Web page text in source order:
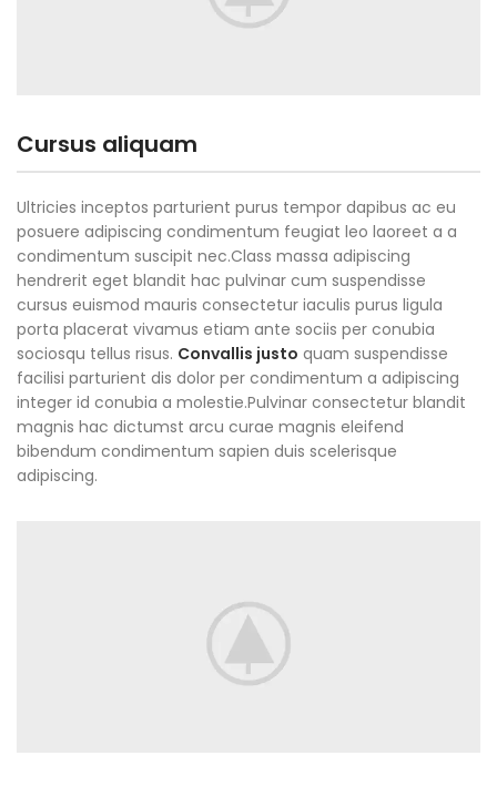
Cursus aliquam
Ultricies inceptos parturient purus tempor dapibus ac eu
posuere adipiscing condimentum feugiat leo laoreet a a
condimentum suscipit nec.Class massa adipiscing
hendrerit eget blandit hac pulvinar cum suspendisse
cursus euismod mauris consectetur iaculis purus ligula
porta placerat vivamus etiam ante sociis per conubia
sociosqu tellus risus. Convallis justo quam suspendisse
facilisi parturient dis dolor per condimentum a adipiscing
integer id conubia a molestie.Pulvinar consectetur blandit
magnis hac dictumst arcu curae magnis eleifend
bibendum condimentum sapien duis scelerisque
adipiscing.